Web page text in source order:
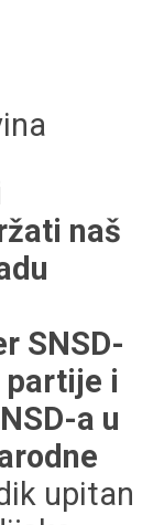
naš
SNSD-
partije i
a u
upitan